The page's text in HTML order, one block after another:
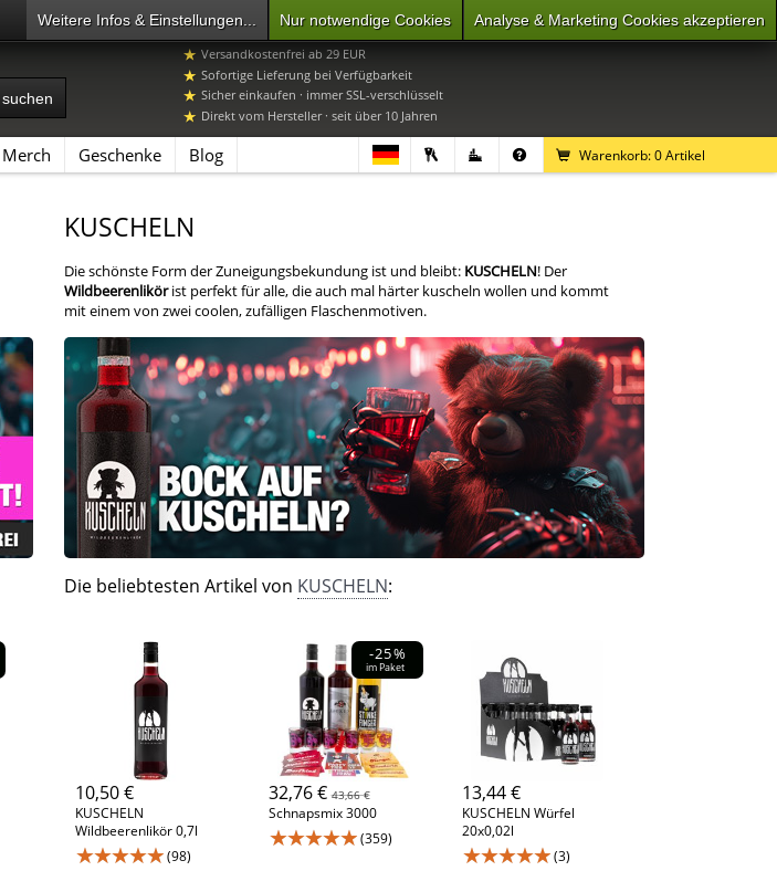
Warenkorb:0Artikel
Merch Geschenke Blog
07392 96649-0 Mo-Do 9-16 Uhr, Fr 9-15 Uhr
Versandkostenfrei ab 29 EUR
Sofortige Lieferung bei Verfügbarkeit
Sicher einkaufen · immer SSL-verschlüsselt
Direkt vom Hersteller · seit über 10 Jahren
KUSCHELN
Die schönste Form der Zuneigungsbekundung ist und bleibt: KUSCHELN! Der
Wildbeerenlikörist perfekt für alle, die auch mal härter kuscheln wollen und kommt
mit einem von zwei coolen, zufälligen Flaschenmotiven.
Die beliebtesten Artikel von KUSCHELN:
10,50 €
KUSCHELN
Wildbeerenlikör 0,7l
★★★★★ (98)
-25%
im Paket
32,76 €43,66 €
Schnapsmix 3000
★★★★★ (359)
13,44 €
KUSCHELN Würfel
20x0,02l
★★★★★ (3)
Analyse & Marketing Cookies akzeptieren
Nur notwendige Cookies
Weitere Infos & Einstellungen...